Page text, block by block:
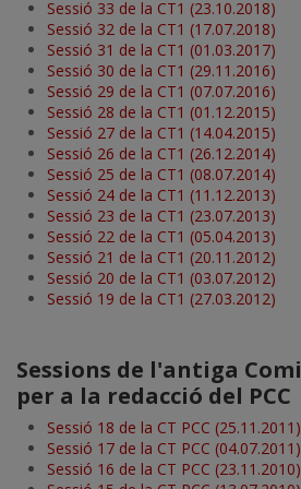
Sessió 33 de la CT1 (23.10.2018)
Sessió 32 de la CT1 (17.07.2018)
Sessió 31 de la CT1 (01.03.2017)
Sessió 30 de la CT1 (29.11.2016)
Sessió 29 de la CT1 (07.07.2016)
Sessió 28 de la CT1 (01.12.2015)
Sessió 27 de la CT1 (14.04.2015)
Sessió 26 de la CT1 (26.12.2014)
Sessió 25 de la CT1 (08.07.2014)
Sessió 24 de la CT1 (11.12.2013)
Sessió 23 de la CT1 (23.07.2013)
Sessió 22 de la CT1 (05.04.2013)
Sessió 21 de la CT1 (20.11.2012)
Sessió 20 de la CT1 (03.07.2012)
Sessió 19 de la CT1 (27.03.2012)
Sessions de l'antiga
per a la redacció del PCC
Sessió 18 de la CT PCC (25.11.2011)
Sessió 17 de la CT PCC (04.07.2011)
Sessió 16 de la CT PCC (23.11.2010)